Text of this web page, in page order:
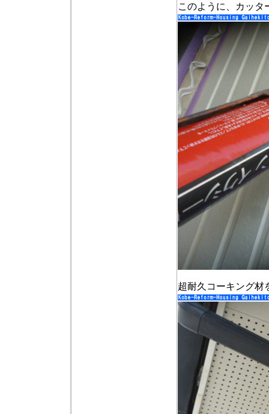
このように、カッタ
超耐久コーキング材